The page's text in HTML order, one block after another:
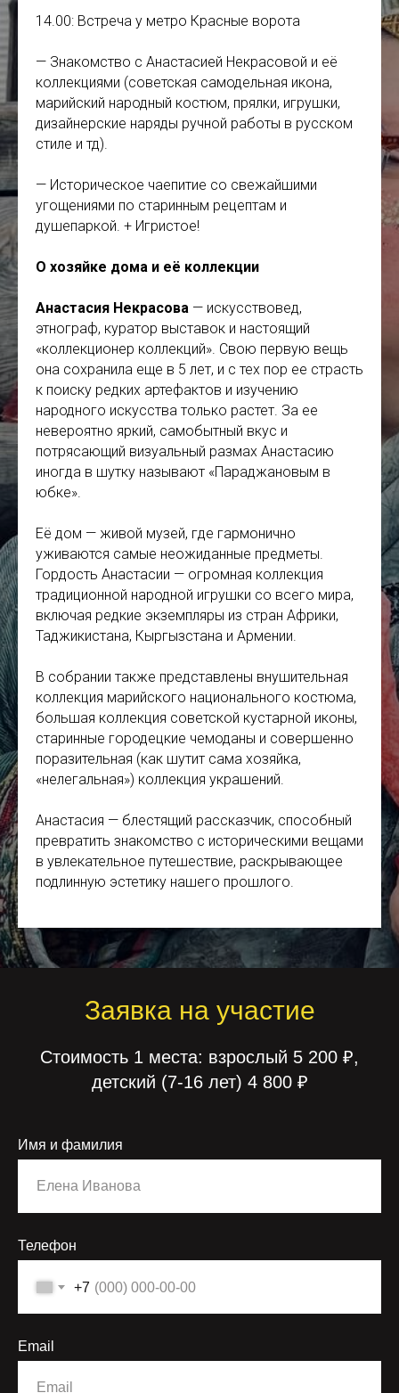
14.00: Встреча у метро Красные ворота
— Знакомство с Анастасией Некрасовой и её
коллекциями (советская самодельная икона,
марийский народный костюм, прялки, игрушки,
дизайнерские наряды ручной работы в русском
стиле и тд).
— Историческое чаепитие со свежайшими
угощениями по старинным рецептам и
душепаркой. + Игристое!
О хозяйке дома и её коллекции
Анастасия Некрасова — искусствовед,
этнограф, куратор выставок и настоящий
«коллекционер коллекций». Свою первую вещь
она сохранила еще в 5 лет, и с тех пор ее страсть
к поиску редких артефактов и изучению
народного искусства только растет. За ее
невероятно яркий, самобытный вкус и
потрясающий визуальный размах Анастасию
иногда в шутку называют «Параджановым в
юбке».
Её дом — живой музей, где гармонично
уживаются самые неожиданные предметы.
Гордость Анастасии — огромная коллекция
традиционной народной игрушки со всего мира,
включая редкие экземпляры из стран Африки,
Таджикистана, Кыргызстана и Армении.
В собрании также представлены внушительная
коллекция марийского национального костюма,
большая коллекция советской кустарной иконы,
старинные городецкие чемоданы и совершенно
поразительная (как шутит сама хозяйка,
«нелегальная») коллекция украшений.
Анастасия — блестящий рассказчик, способный
превратить знакомство с историческими вещами
в увлекательное путешествие, раскрывающее
подлинную эстетику нашего прошлого.
Заявка на участие
Стоимость 1 места: взрослый 5 200 ₽,
детский (7-16 лет) 4 800 ₽
Имя и фамилия
Телефон
+7
Email